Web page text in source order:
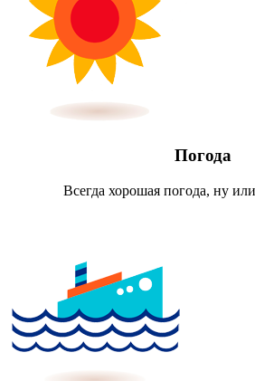
Погода
Всегда хорошая погода, ну